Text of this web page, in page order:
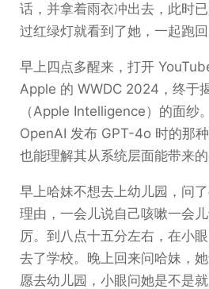
话，并拿着雨衣冲出去，此时
过红绿灯就看到了她，一起跑回
早上四点多醒来，打开
Apple 的 WWDC 2024，终于
（Apple Intelligence）的面纱
OpenAI 发布 GPT-4o 时的那
也能理解其从系统层面能带来的
早上哈妹不想去上幼儿园，问
理由，一会儿说自己咳嗽一会
厉。到八点十五分左右，在小
去了学校。晚上回来问哈妹，
愿去幼儿园，小眼问她是不是